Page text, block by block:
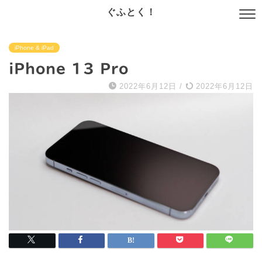
ぐふとく！
iPhone & iPad
iPhone 13 Pro
2022年6月12日 / 2022年6月12日